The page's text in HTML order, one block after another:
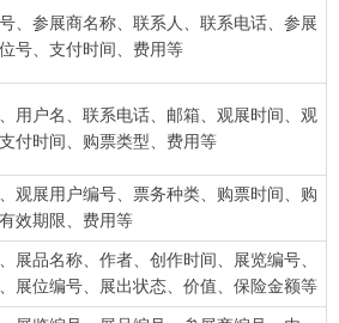
、参展商名称、联系人、联系电话、参展
号、支付时间、费用等
用户名、联系电话、邮箱、观展时间、观
付时间、购票类型、费用等
观展用户编号、票务种类、购票时间、购
效期限、费用等
展品名称、作者、创作时间、展览编号、
展位编号、展出状态、价值、保险金额等